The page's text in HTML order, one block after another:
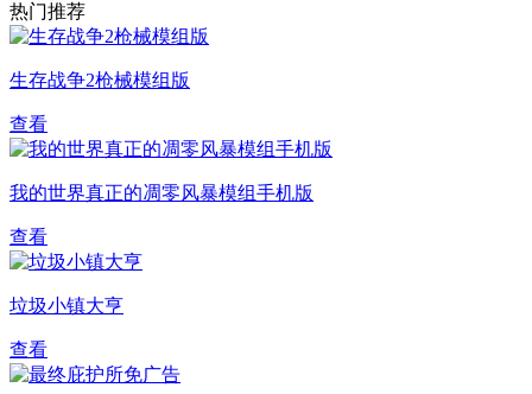
热门推荐
生存战争2枪械模组版
查看
我的世界真正的凋零风暴模组手机版
查看
垃圾小镇大亨
查看